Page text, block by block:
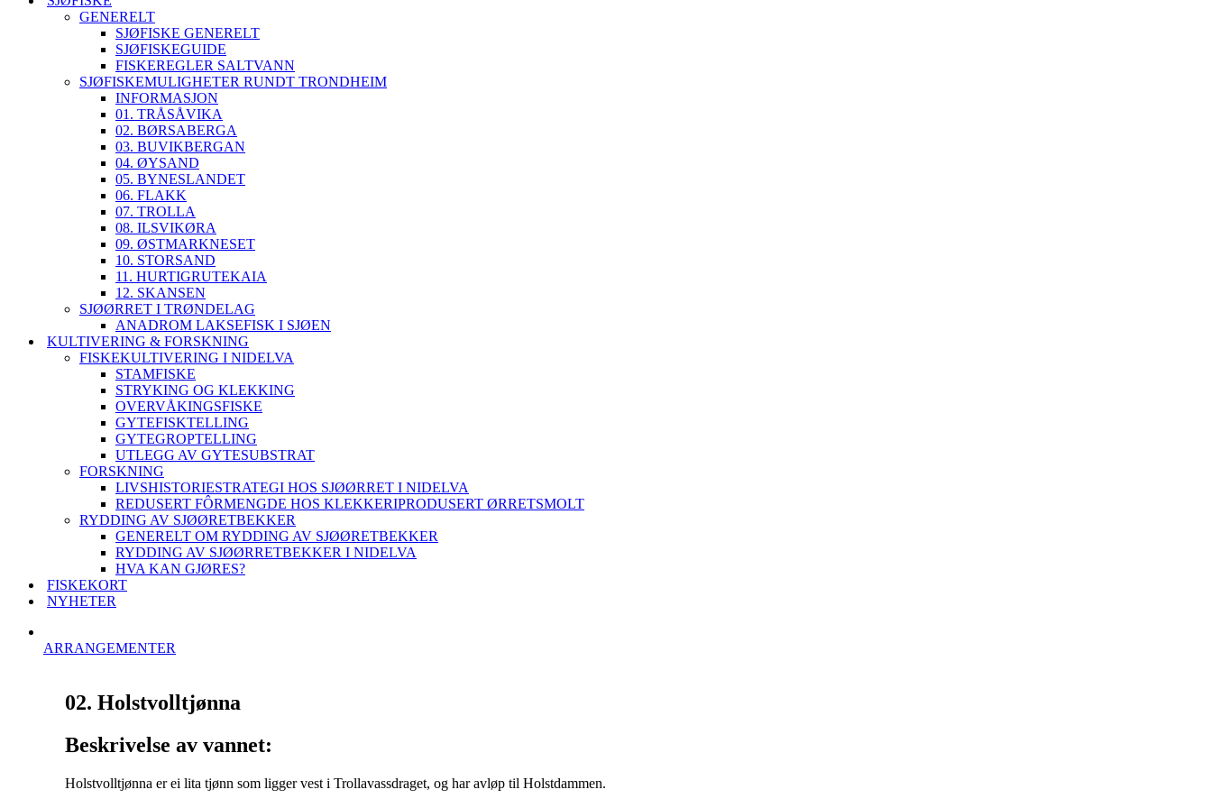
GENERELT
SJØFISKE GENERELT
SJØFISKEGUIDE
FISKEREGLER SALTVANN
SJØFISKEMULIGHETER RUNDT TRONDHEIM
INFORMASJON
01. TRÅSÅVIKA
02. BØRSABERGA
03. BUVIKBERGAN
04. ØYSAND
05. BYNESLANDET
06. FLAKK
07. TROLLA
08. ILSVIKØRA
09. ØSTMARKNESET
10. STORSAND
11. HURTIGRUTEKAIA
12. SKANSEN
SJØØRRET I TRØNDELAG
ANADROM LAKSEFISK I SJØEN
KULTIVERING & FORSKNING
FISKEKULTIVERING I NIDELVA
STAMFISKE
STRYKING OG KLEKKING
OVERVÅKINGSFISKE
GYTEFISKTELLING
GYTEGROPTELLING
UTLEGG AV GYTESUBSTRAT
FORSKNING
LIVSHISTORIESTRATEGI HOS SJØØRRET I NIDELVA
REDUSERT FÔRMENGDE HOS KLEKKERIPRODUSERT ØRRETSMOLT
RYDDING AV SJØØRETBEKKER
GENERELT OM RYDDING AV SJØØRETBEKKER
RYDDING AV SJØØRRETBEKKER I NIDELVA
HVA KAN GJØRES?
FISKEKORT
NYHETER
ARRANGEMENTER
02. Holstvolltjønna
Beskrivelse av vannet:
Holstvolltjønna er ei lita tjønn som ligger vest i Trollavassdraget, og har avløp til Holstdammen.